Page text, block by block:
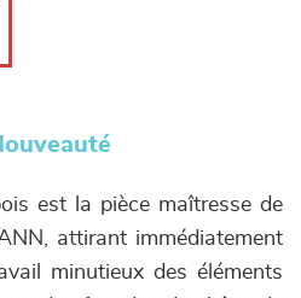
est la pièce maîtresse de
attirant immédiatement
minutieux des éléments